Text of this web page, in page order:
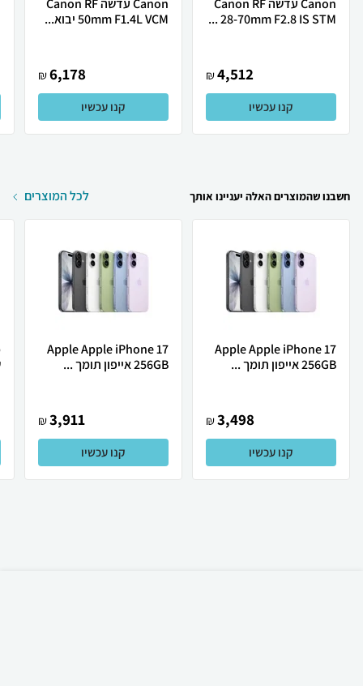
Canon עדשה Canon RF
28-70mm F2.8 IS STM ...
4,512
₪
קנו עכשיו
Canon ‏עדשה Canon RF
50mm F1.4L VCM יבוא...
6,178
₪
קנו עכשיו
חשבנו שהמוצרים האלה יעניינו אותך לכל המוצרים
Apple Apple iPhone 17
256GB אייפון תומך ...
3,498
₪
קנו עכשיו
Apple Apple iPhone 17
256GB אייפון תומך ...
3,911
₪
קנו עכשיו